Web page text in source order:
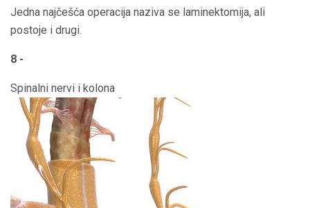
Jedna najčešća operacija naziva se laminektomija, ali
postoje i drugi.
8 -
Spinalni nervi i kolona